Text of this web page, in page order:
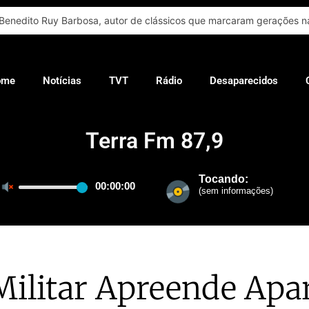
Ruy Barbosa, autor de clássicos que marcaram gerações
Notícias TVT Rádio Desaparecidos
Terra Fm 87,9
Apreende